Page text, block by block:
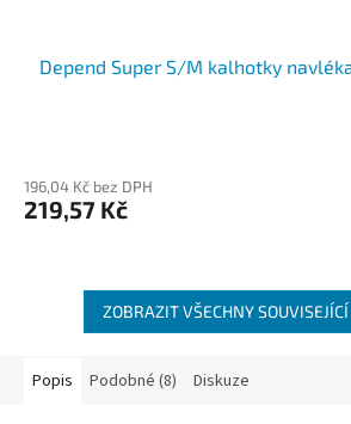
Depend Super S/M kalhotky
196,04 Kč bez DPH
219,57 Kč
ZOBRAZIT VŠECHNY
Popis Podobné (8) Diskuze